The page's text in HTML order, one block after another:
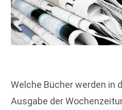
Welche Bücher werden in
Ausgabe der